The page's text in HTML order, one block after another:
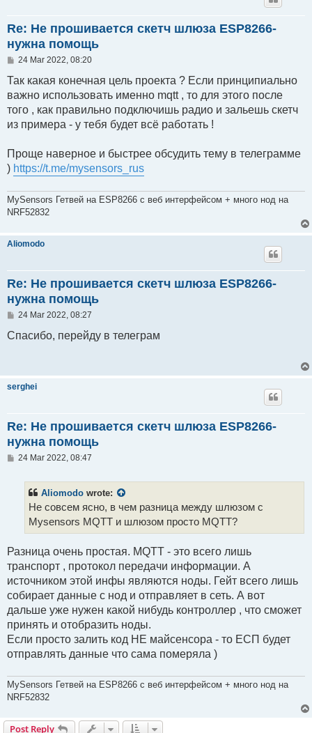
Re: Не прошивается скетч шлюза ESP8266-
нужна помощь
P
s
24 Mar 2022, 08:20
Так какая конечная цель проекта ? Если принципиально
важно использовать именно mqtt , то для этого после
того , как правильно подключишь радио и зальешь скетч
из примера - у тебя будет всё работать !
Проще наверное и быстрее обсудить тему в телеграмме
) https://t.me/mysensors_rus
MySensors Гетвей на ESP8266 с веб интерфейсом + много нод на
NRF52832
Aliomodo
Re: Не прошивается скетч шлюза ESP8266-
нужна помощь
P
s
24 Mar 2022, 08:27
Спасибо, перейду в телеграм
serghei
Re: Не прошивается скетч шлюза ESP8266-
нужна помощь
P24 Mar 2022, 08:47
Aliomodo wrote:
Не совсем ясно, в чем разница между шлюзом с
Mysensors MQTT и шлюзом просто MQTT?
Разница очень простая. MQTT - это всего лишь
транспорт , протокол передачи информации. А
источником этой инфы являются ноды. Гейт всего лишь
собирает данные с нод и отправляет в сеть. А вот
дальше уже нужен какой нибудь контроллер , что сможет
принять и отобразить ноды.
Если просто залить код НЕ майсенсора - то ЕСП будет
отправлять данные что сама померяла )
MySensors Гетвей на ESP8266 с веб интерфейсом + много нод на
NRF52832
Post Reply